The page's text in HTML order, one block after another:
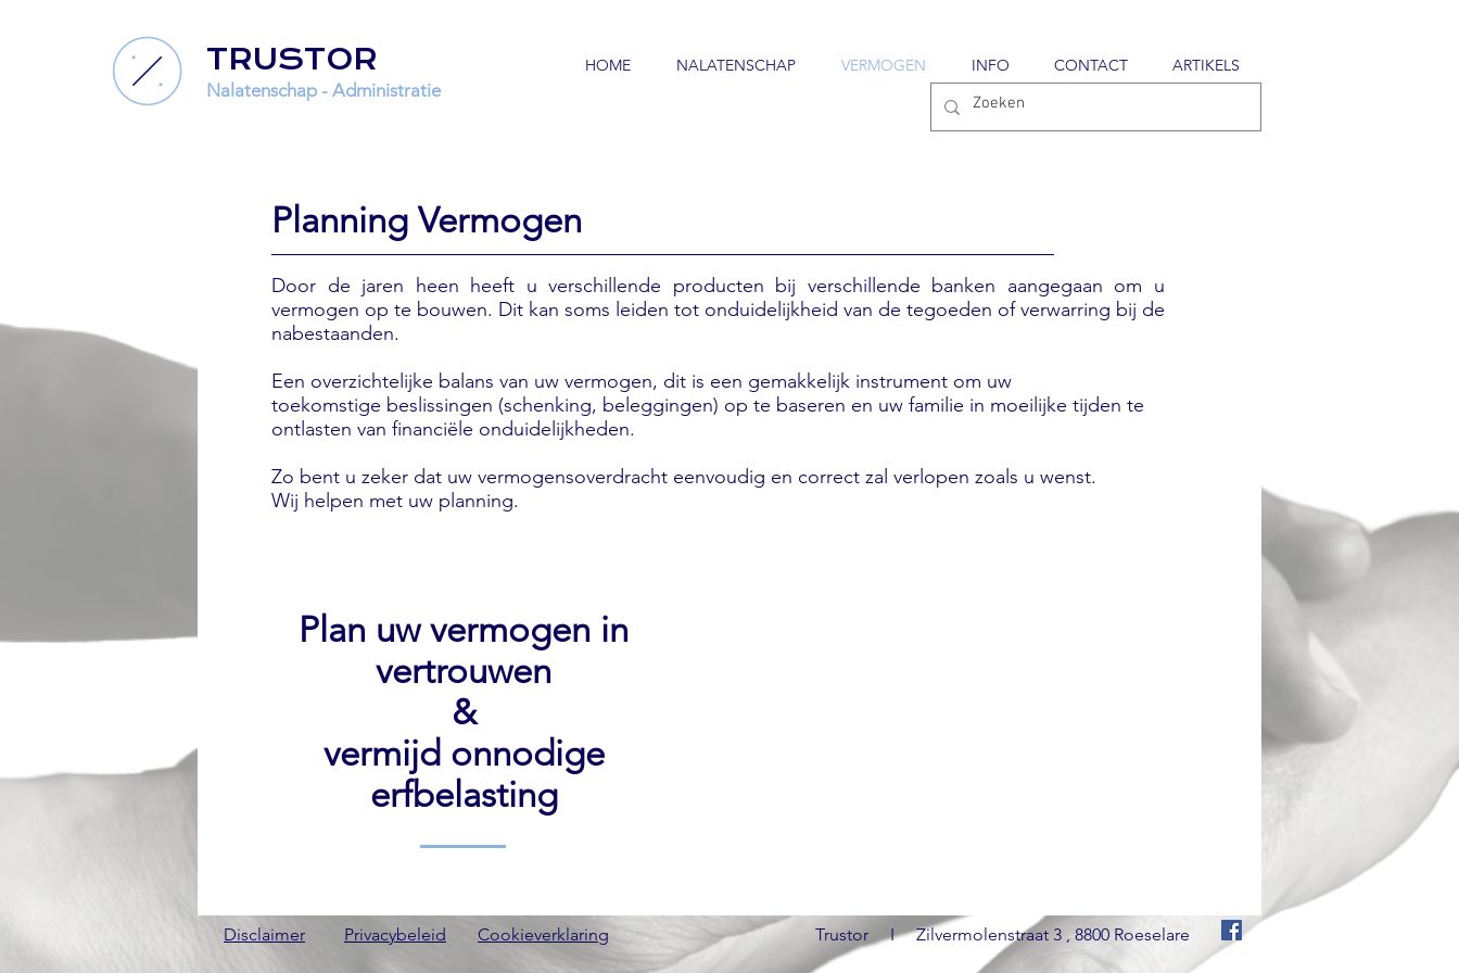
TRUSTOR
Nalatenschap - Administratie
HOME NALATENSCHAP VERMOGEN INFO CONTACT ARTIKELS
Planning Vermogen
Door de jaren heen heeft u verschillende producten bij verschillende banken aangegaan om u
vermogen op te bouwen. Dit kan soms leiden tot onduidelijkheid van de tegoeden of verwarring bij de
nabestaanden.
Een overzichtelijke balans van uw vermogen, dit is een gemakkelijk instrument om uw
toekomstige beslissingen (schenking, beleggingen) op te baseren en uw familie in moeilijke tijden te
ontlasten van financiële onduidelijkheden.
Zo bent u zeker dat uw vermogensoverdracht eenvoudig en correct zal verlopen zoals u wenst.
Wij helpen met uw planning.
Plan uw vermogen in
vertrouwen
&
vermijd onnodige
erfbelasting
Disclaimer Privacybeleid Cookieverklaring Trustor I Zilvermolenstraat 3 , 8800 Roeselare